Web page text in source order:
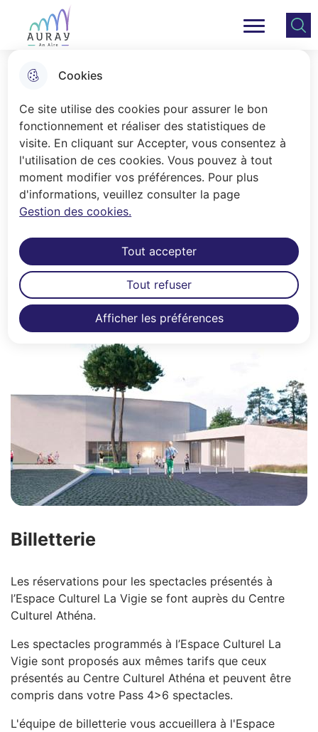
Cookies
Ce site utilise des cookies pour assurer le bon
fonctionnement et réaliser des statistiques de
visite. En cliquant sur Accepter, vous consentez à
l'utilisation de ces cookies. Vous pouvez à tout
moment modifier vos préférences. Pour plus
d'informations, veuillez consulter la page
Gestion des cookies.
Afficher les préférences
Tout accepter
Tout refuser
Aller
au
menu
Consulter
le plan
Ville Auray Menu principal
Accueil
Partenariat entre le Centre Culturel
Athéna / Ville d'Auray et l'Espace
Culturel La Vigie / La Trinité-sur-Mer
Billetterie
Les réservations pour les spectacles présentés à
l’Espace Culturel La Vigie se font auprès du Centre
Culturel Athéna.
Les spectacles programmés à l’Espace Culturel La
Vigie sont proposés aux mêmes tarifs que ceux
présentés au Centre Culturel Athéna et peuvent être
compris dans votre Pass 4>6 spectacles.
L'équipe de billetterie vous accueillera à l'Espace